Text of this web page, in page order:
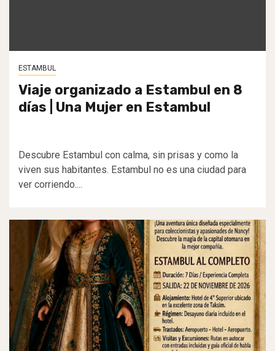
ESTAMBUL
Viaje organizado a Estambul en 8
días | Una Mujer en Estambul
Descubre Estambul con calma, sin prisas y como la
viven sus habitantes. Estambul no es una ciudad para
ver corriendo....